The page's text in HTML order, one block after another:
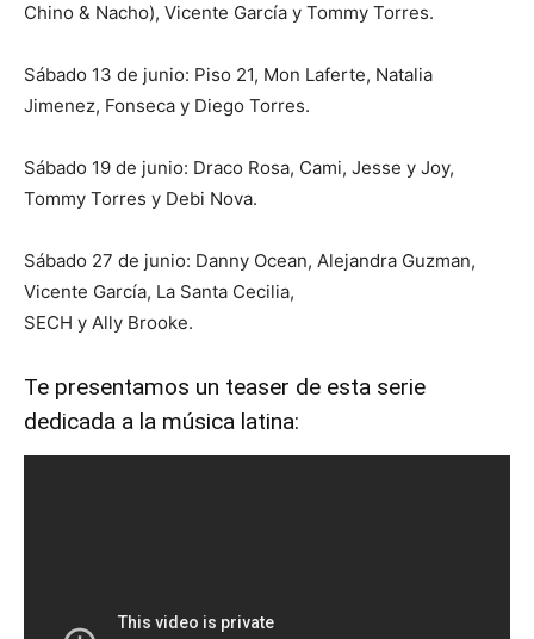
Chino & Nacho), Vicente García y Tommy Torres.
Sábado 13 de junio: Piso 21, Mon Laferte, Natalia
Jimenez, Fonseca y Diego Torres.
Sábado 19 de junio: Draco Rosa, Cami, Jesse y Joy,
Tommy Torres y Debi Nova.
Sábado 27 de junio: Danny Ocean, Alejandra Guzman,
Vicente García, La Santa Cecilia,
SECH y Ally Brooke.
Te presentamos un teaser de esta serie
dedicada a la música latina: